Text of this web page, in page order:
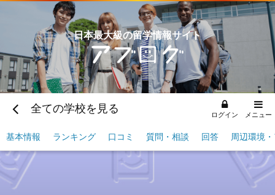
日本最大級の留学情報サイト
全ての学校を見る ログイン メニュー
基本情報 ランキング 口コミ 質問・相談 回答 周辺環境